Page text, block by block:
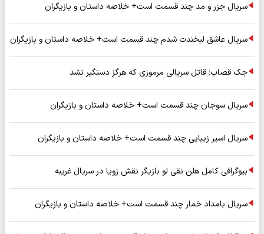
سریال جزر و مد چند قسمت است+ خلاصه داستان و بازیگران
سریال عاشق لبخندت شدم چند قسمت است+ خلاصه داستان و بازیگران
جک قصاب؛ قاتل سریالی مرموزی که هرگز دستگیر نشد
سریال سوجان چند قسمت است+ خلاصه داستان و بازیگران
سریال اسیر زیبایی چند قسمت است+ خلاصه داستان و بازیگران
بیوگرافی کامل هلن نقی لو بازیگر نقش زویا در سریال غریبه
سریال بامداد خمار چند قسمت است+ خلاصه داستان و بازیگران